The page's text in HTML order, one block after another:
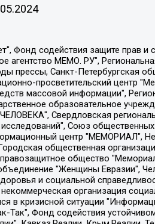
ответственностью "ЗП", Иванова София Юрьевна, Карезина Инна Павловна, Кильтау Екатерина Викторовна, Петров Алексей Викторович, Пискунов Сергей Евгеньевич, Смирнов Сергей Сергеевич, Тихонов Михаил Сергеевич, Общество с ограниченной ответственностью "ЖУРНАЛИСТ-ИНОСТРАННЫЙ АГЕНТ", Арапова Галина Юрьевна, Вольтская Татьяна Анатольевна, Американская компания "Mason G.E.S. Anonymous Foundation" (США), являющаяся владельцем интернет-издания https://mnews.world/, Компания "Stichting Bellingcat", зарегистрированная в Нидерландах (дата регистрации 11.07.2018), Захаров Андрей Вячеславович, Клепиковская Екатерина Дмитриевна, Общество с ограниченной ответственностью "МЕМО", Перл Роман Александрович, Симонов Евгений Алексеевич, Соловьева Елена Анатольевна, Сотников Даниил Владимирович, Сурначева Елизавета Дмитриевна, Автономная некоммерческая организация по защите прав человека и информированию населения "Якутия – Наше Мнение", Общество с ограниченной ответственностью "Москоу диджитал медиа", с 26.01.2023 Общество с ограниченной ответственностью "Чайка Белые сады", Ветошкина Валерия Валерьевна, Заговора Максим Александрович, Межрегиональное общественное движение "Российская ЛГБТ - сеть", Оленичев Максим Владимирович, Павлов Иван Юрьевич, Скворцова Елена Сергеевна, Общество с ограниченной ответственностью "Как бы инагент", Кочетков Игорь Викторович, Общество с ограниченной ответственностью "Честные выборы", Еланчик Олег Александрович, Общество с ограниченной ответственностью "Нобелевский призыв", Гималова Регина Эмилевна, Григорьев Андрей Валерьевич, Григорьева Алина Александровна, Ассоциация по содействию защите прав призывников, альтернативнослужащих и военнослужащих "Правозащитная группа "Гражданин.Армия.Право", Хисамова Регина Фаритовна, Автономная некоммерческая организация по реализации социально-правовых программ "Лилит", Дальневосточное общественное движение "Маяк", Санкт-Петербургская ЛГБТ-инициативная группа "Выход", Инициативная группа ЛГБТ+ "Реверс", Алексеев